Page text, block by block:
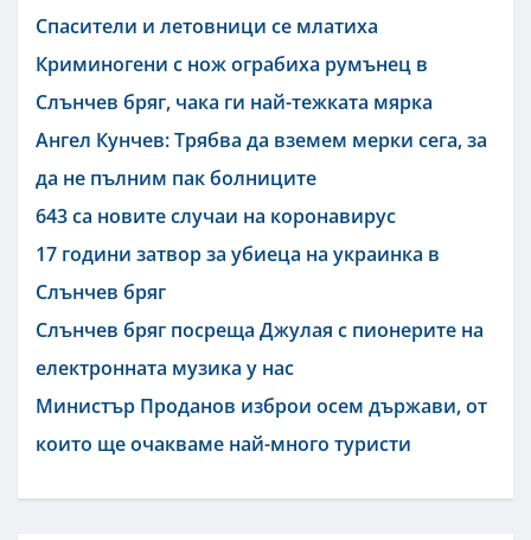
Спасители и летовници се млатиха
Криминогени с нож ограбиха румънец в
Слънчев бряг, чака ги най-тежката мярка
Ангел Кунчев: Трябва да вземем мерки сега, за
да не пълним пак болниците
643 са новите случаи на коронавирус
17 години затвор за убиеца на украинка в
Слънчев бряг
Слънчев бряг посреща Джулая с пионерите на
електронната музика у нас
Министър Проданов изброи осем държави, от
които ще очакваме най-много туристи